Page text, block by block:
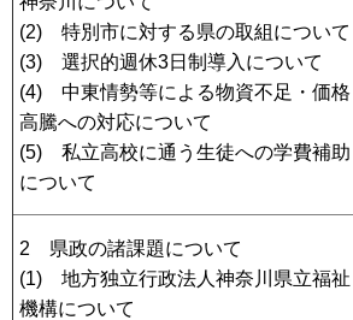
(2) 特別市に対する県の取組について
(3) 選択的週休3日制導入について
(4) 中東情勢等による物資不足・価格
高騰への対応について
(5) 私立高校に通う生徒への学費補助
について
2 県政の諸課題について
(1) 地方独立行政法人神奈川県立福祉
機構について